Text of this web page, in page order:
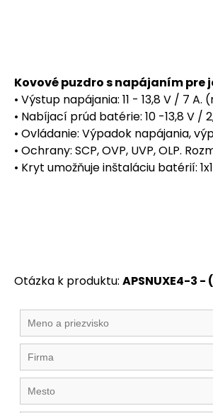
Kovové puzdro s napájaním pre
• Výstup napájania: 11 - 13,8 V / 7
• Nabíjací prúd batérie: 10 -13,8 V /
• Ovládanie: Výpadok napájania,
• Ochrany: SCP, OVP, UVP, OLP.
• Kryt umožňuje inštaláciu batérií:
Otázka k produktu: APSNUXE4-3 -